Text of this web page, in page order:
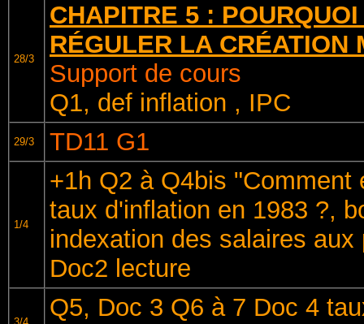
28/3
CHAPITRE 5 :
RÉGULER LA CRÉATION
Support de cours
Q1, def inflation , IPC
29/3 TD11 G1
1/4
+1h Q2 à Q4bis "Comment
taux d'inflation en 1983 ?,
indexation des salaires
Doc2 lecture
Q5, Doc 3 Q6 à 7 Doc 4